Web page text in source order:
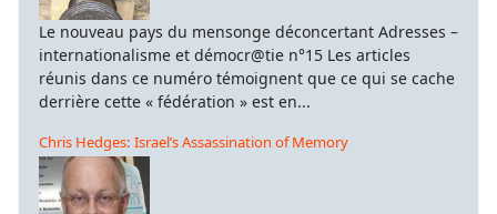
Le nouveau pays du mensonge déconcertant Adresses –
internationalisme et démocr@tie n°15 Les articles
réunis dans ce numéro témoignent que ce qui se cache
derrière cette « fédération » est en...
Chris Hedges: Israel’s Assassination of Memory